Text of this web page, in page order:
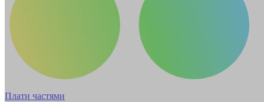
Плати частями